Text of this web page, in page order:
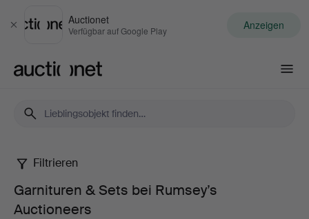
Schließen
Auctionet
Verfügbar auf Google Play Anzeigen
Garnituren
Filtrieren
Garnituren & Sets bei Rumsey’s
Auctioneers